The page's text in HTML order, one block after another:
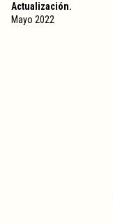
Actualización.
Mayo 2022